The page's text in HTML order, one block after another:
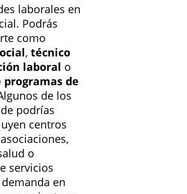
laborales en
Podrás
como
, técnico
laboral o
de
de los
podrías
centros
o
servicios
en